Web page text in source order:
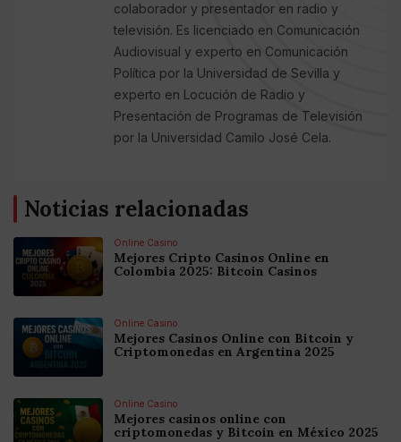
colaborador y presentador en radio y
televisión. Es licenciado en Comunicación
Audiovisual y experto en Comunicación
Política por la Universidad de Sevilla y
experto en Locución de Radio y
Presentación de Programas de Televisión
por la Universidad Camilo José Cela.
Noticias relacionadas
Online Casino
Mejores Cripto Casinos Online en
Colombia 2025: Bitcoin Casinos
Online Casino
Mejores Casinos Online con Bitcoin y
Criptomonedas en Argentina 2025
Online Casino
Mejores casinos online con
criptomonedas y Bitcoin en México 2025